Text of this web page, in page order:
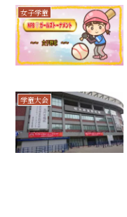
女子学童
学童大会